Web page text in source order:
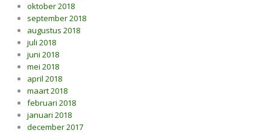
oktober 2018
september 2018
augustus 2018
juli 2018
juni 2018
mei 2018
april 2018
maart 2018
februari 2018
januari 2018
december 2017